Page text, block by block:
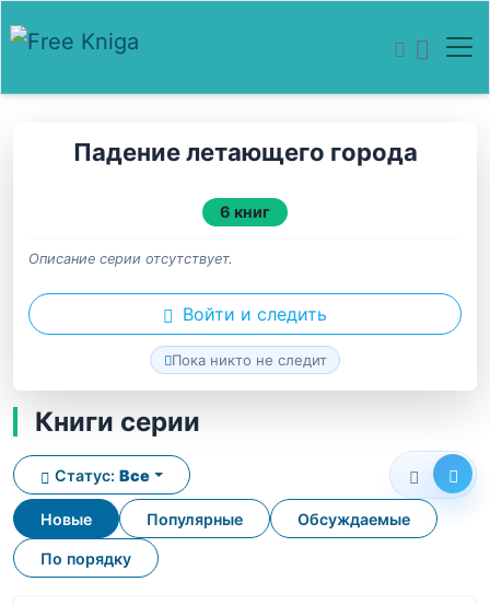
Падение летающего города
6 книг
Описание серии отсутствует.
Войти и следить
Пока никто не следит
Книги серии
Новые Популярные Обсуждаемые
По порядку
Статус: Все